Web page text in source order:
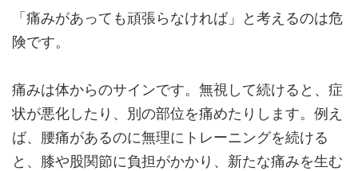
「痛みがあっても頑張らなければ」と考えるのは危
険です。
痛みは体からのサインです。無視して続けると、症
状が悪化したり、別の部位を痛めたりします。例え
ば、腰痛があるのに無理にトレーニングを続ける
と、膝や股関節に負担がかかり、新たな痛みを生む